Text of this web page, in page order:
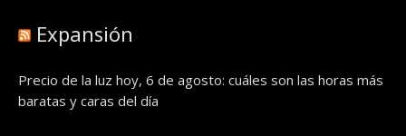
Expansión
Precio de la luz hoy, 6 de agosto: cuáles son las horas más
baratas y caras del día